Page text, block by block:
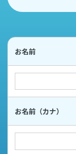
お名前
お名前（カナ）